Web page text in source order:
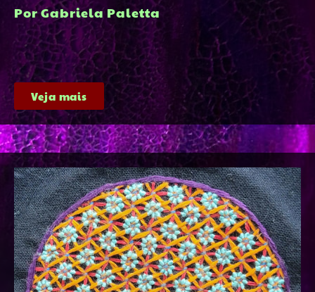
Por Gabriela Paletta
Veja mais